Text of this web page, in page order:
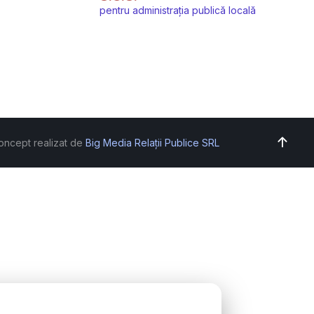
pentru administrația publică locală
realizat de Big Media Relații Publice SRL